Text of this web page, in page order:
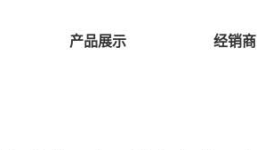
产品展示 经销商